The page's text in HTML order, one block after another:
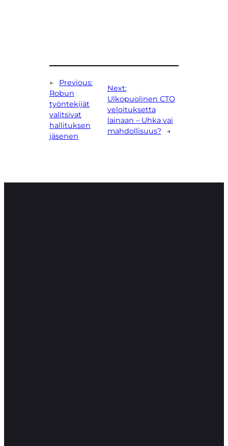
←
Previous:
Robun
työntekijät
valitsivat
hallituksen
jäsenen
Next:
Ulkopuolinen CTO
veloituksetta
lainaan – Uhka vai
mahdollisuus?
→